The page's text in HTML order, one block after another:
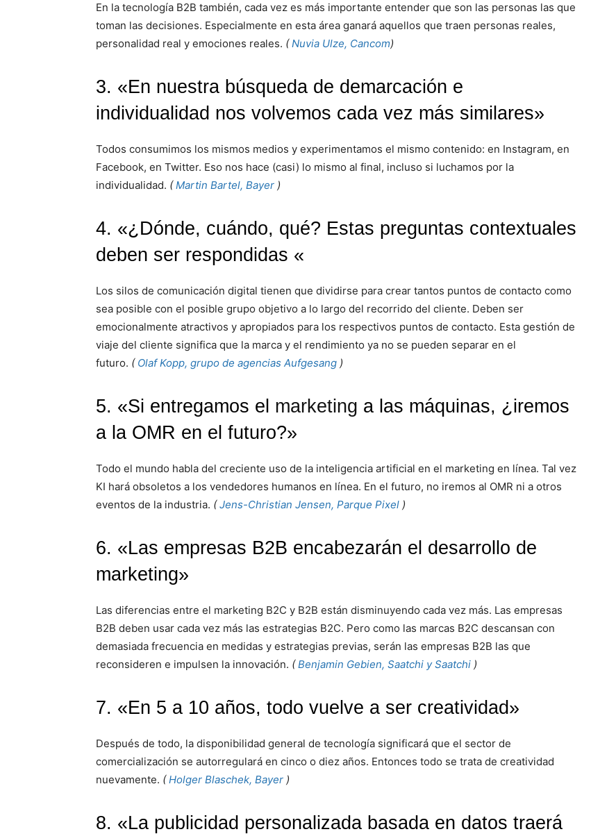
En la tecnología B2B también, cada vez es más importante entender que son las personas las que
toman las decisiones. Especialmente en esta área ganará aquellos que traen personas reales,
personalidad real y emociones reales. (Nuvia Ulze, Cancom)
3. «En nuestra búsqueda de demarcación e
individualidad nos volvemos cada vez más similares»
Todos consumimos los mismos medios y experimentamos el mismo contenido: en Instagram, en
Facebook, en Twitter. Eso nos hace (casi) lo mismo al final, incluso si luchamos por la
individualidad. (Martin Bartel, Bayer )
4. «¿Dónde, cuándo, qué? Estas preguntas contextuales
deben ser respondidas «
Los silos de comunicación digital tienen que dividirse para crear tantos puntos de contacto como
sea posible con el posible grupo objetivo a lo largo del recorrido del cliente. Deben ser
emocionalmente atractivos y apropiados para los respectivos puntos de contacto. Esta gestión de
viaje del cliente significa que la marca y el rendimiento ya no se pueden separar en el
futuro. ( Olaf Kopp, grupo de agencias Aufgesang )
5. «Si entregamos el marketing a las máquinas, ¿iremos
a la OMR en el futuro?»
Todo el mundo habla del creciente uso de la inteligencia artificial en el marketing en línea. Tal vez
KI hará obsoletos a los vendedores humanos en línea. En el futuro, no iremos al OMR ni a otros
eventos de la industria. (Jens-Christian Jensen, Parque Pixel )
6. «Las empresas B2B encabezarán el desarrollo de
marketing»
Las diferencias entre el marketing B2C y B2B están disminuyendo cada vez más. Las empresas
B2B deben usar cada vez más las estrategias B2C. Pero como las marcas B2C descansan con
demasiada frecuencia en medidas y estrategias previas, serán las empresas B2B las que
reconsideren e impulsen la innovación. (Benjamin Gebien, Saatchi y Saatchi )
7. «En 5 a 10 años, todo vuelve a ser creatividad»
Después de todo, la disponibilidad general de tecnología significará que el sector de
comercialización se autorregulará en cinco o diez años. Entonces todo se trata de creatividad
nuevamente. (Holger Blaschek, Bayer )
8. «La publicidad personalizada basada en datos traerá